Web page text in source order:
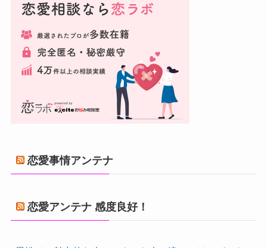
恋愛事情アンテナ
恋愛アンテナ 感度良好！